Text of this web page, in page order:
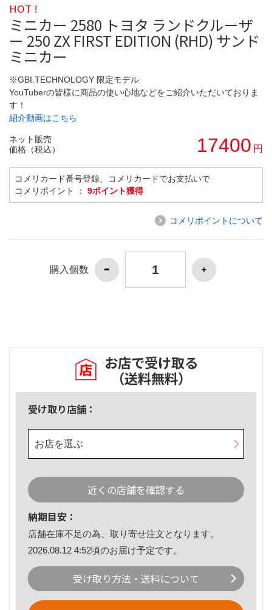
HOT !
ミニカー 2580 トヨタ ランドクルーザ
ー 250 ZX FIRST EDITION (RHD) サンド
ミニカー
※GBI.TECHNOLOGY 限定モデル
YouTuberの皆様に商品の使い心地などをご紹介いただいておりま
す！
紹介動画はこちら
ネット販売
価格（税込）
17400 円
コメリカード番号登録、コメリカードでお支払いで
コメリポイント ： 9ポイント獲得
コメリポイントについて
購入個数
お店で受け取る
（送料無料）
受け取り店舗：
お店を選ぶ
近くの店舗を確認する
納期目安：
店舗在庫不足の為、取り寄せ注文となります。
2026.08.12 4:52頃のお届け予定です。
受け取り方法・送料について